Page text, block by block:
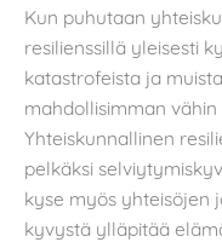
Kun puhutaan
resilienssillä yleisesti
katastrofeista ja
mahdollisimman
Yhteiskunnallinen
pelkäksi
kyse myös yhteisöjen
kyvystä ylläpitää